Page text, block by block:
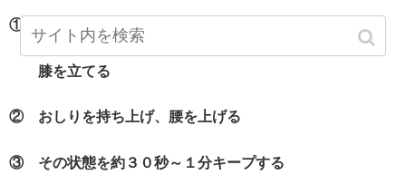
① 仰向け状態になり、足を肩幅に開き、
膝を立てる
② おしりを持ち上げ、腰を上げる
③ その状態を約３０秒～１分キープする